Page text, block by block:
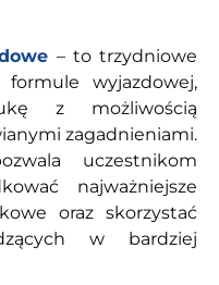
– to trzydniowe
wyjazdowej,
z możliwością
zagadnieniami.
uczestnikom
najważniejsze
oraz skorzystać
w bardziej